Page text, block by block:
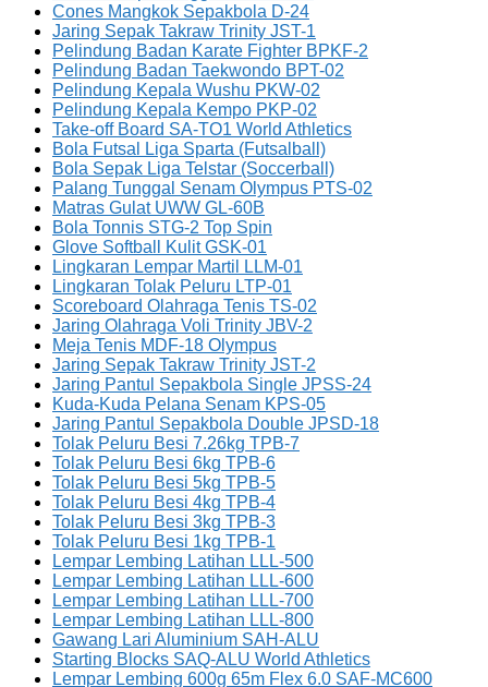
Cones Mangkok Sepakbola D-24
Jaring Sepak Takraw Trinity JST-1
Pelindung Badan Karate Fighter BPKF-2
Pelindung Badan Taekwondo BPT-02
Pelindung Kepala Wushu PKW-02
Pelindung Kepala Kempo PKP-02
Take-off Board SA-TO1 World Athletics
Bola Futsal Liga Sparta (Futsalball)
Bola Sepak Liga Telstar (Soccerball)
Palang Tunggal Senam Olympus PTS-02
Matras Gulat UWW GL-60B
Bola Tonnis STG-2 Top Spin
Glove Softball Kulit GSK-01
Lingkaran Lempar Martil LLM-01
Lingkaran Tolak Peluru LTP-01
Scoreboard Olahraga Tenis TS-02
Jaring Olahraga Voli Trinity JBV-2
Meja Tenis MDF-18 Olympus
Jaring Sepak Takraw Trinity JST-2
Jaring Pantul Sepakbola Single JPSS-24
Kuda-Kuda Pelana Senam KPS-05
Jaring Pantul Sepakbola Double JPSD-18
Tolak Peluru Besi 7.26kg TPB-7
Tolak Peluru Besi 6kg TPB-6
Tolak Peluru Besi 5kg TPB-5
Tolak Peluru Besi 4kg TPB-4
Tolak Peluru Besi 3kg TPB-3
Tolak Peluru Besi 1kg TPB-1
Lempar Lembing Latihan LLL-500
Lempar Lembing Latihan LLL-600
Lempar Lembing Latihan LLL-700
Lempar Lembing Latihan LLL-800
Gawang Lari Aluminium SAH-ALU
Starting Blocks SAQ-ALU World Athletics
Lempar Lembing 600g 65m Flex 6.0 SAF-MC600